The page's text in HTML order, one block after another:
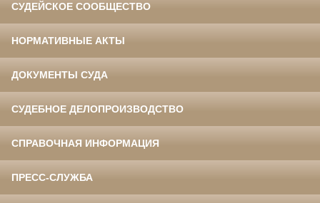
СУДЕЙСКОЕ СООБЩЕСТВО
НОРМАТИВНЫЕ АКТЫ
ДОКУМЕНТЫ СУДА
СУДЕБНОЕ ДЕЛОПРОИЗВОДСТВО
СПРАВОЧНАЯ ИНФОРМАЦИЯ
ПРЕСС-СЛУЖБА